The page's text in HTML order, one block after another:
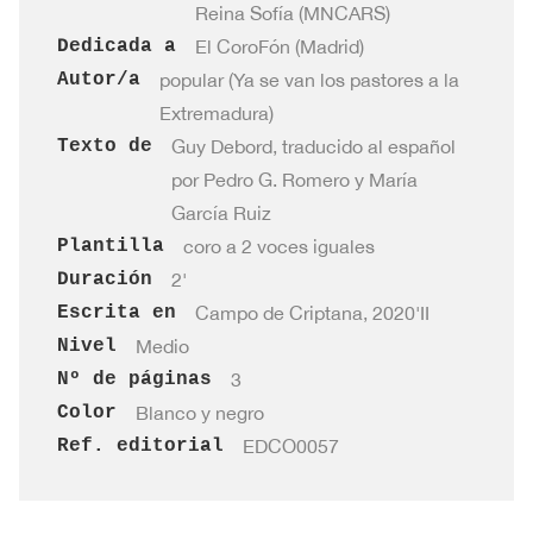
Reina Sofía (MNCARS)
Dedicada a
El CoroFón (Madrid)
Autor/a
popular (Ya se van los pastores a la
Extremadura)
Texto de
Guy Debord, traducido al español
por Pedro G. Romero y María
García Ruiz
Plantilla
coro a 2 voces iguales
Duración
2'
Escrita en
Campo de Criptana, 2020'II
Nivel
Medio
Nº de páginas
3
Color
Blanco y negro
Ref. editorial
EDCO0057